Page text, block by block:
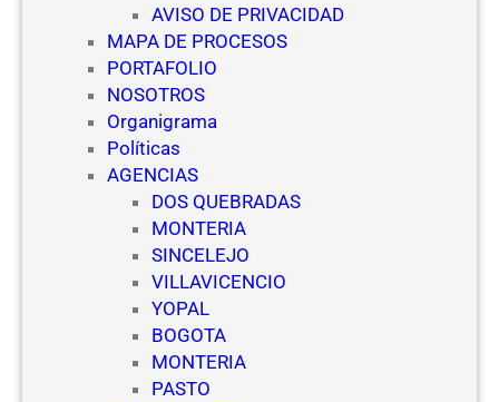
AVISO DE PRIVACIDAD
MAPA DE PROCESOS
PORTAFOLIO
NOSOTROS
Organigrama
Políticas
AGENCIAS
DOS QUEBRADAS
MONTERIA
SINCELEJO
VILLAVICENCIO
YOPAL
BOGOTA
MONTERIA
PASTO